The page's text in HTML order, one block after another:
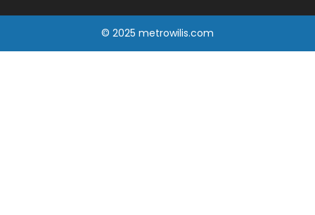
© 2025 metrowilis.com